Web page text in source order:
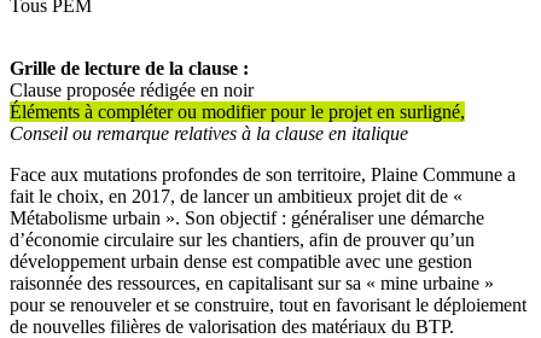
Tous PEM
Grille de lecture de la clause :
Clause proposée rédigée en noir
Éléments à compléter ou modifier pour le projet en surligné,
Conseil ou remarque relatives à la clause en italique
Face aux mutations profondes de son territoire, Plaine Commune a
fait le choix, en 2017, de lancer un ambitieux projet dit de «
Métabolisme urbain ». Son objectif : généraliser une démarche
d’économie circulaire sur les chantiers, afin de prouver qu’un
développement urbain dense est compatible avec une gestion
raisonnée des ressources, en capitalisant sur sa « mine urbaine »
pour se renouveler et se construire, tout en favorisant le déploiement
de nouvelles filières de valorisation des matériaux du BTP.